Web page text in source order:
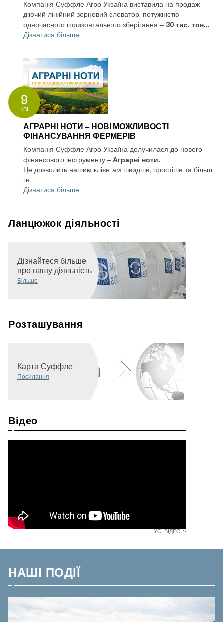
Компанія Суффле Агро Україна виставила на продаж
діючий лінійний зерновий елеватор, потужністю
одночасного горизонтального зберігання – 30 тис. тон...
Дізнатися більше
9
КВІ
АГРАРНІ НОТИ – НОВІ МОЖЛИВОСТІ
ФІНАНСУВАННЯ ФЕРМЕРІВ
Компанія Суффле Агро Україна долучилася до нового
фінансового інструменту – Аграрні ноти.
Це дозволить нашим клієнтам швидше, простіше та більш
гн...
Дізнатися більше
Ланцюжок діяльності
Дізнайтеся більше
про нашу діяльність
Більше
Розташування
Карта Суффле
Посилання
Відео
УСІ ВІДЕО
НАШІ ПОДІЇ